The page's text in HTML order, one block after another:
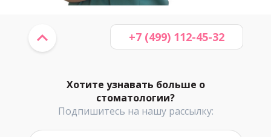
Хотите узнавать больше о
стоматологии?
Подпишитесь на нашу рассылку:
+7 (499) 112-45-32